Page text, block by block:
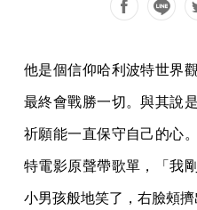
他是個信仰哈利波特世界
最終會戰勝一切。與其說
祈願能一直保守自己的心
特電影原聲帶歌單，「我
小男孩般地笑了，右臉頰擠